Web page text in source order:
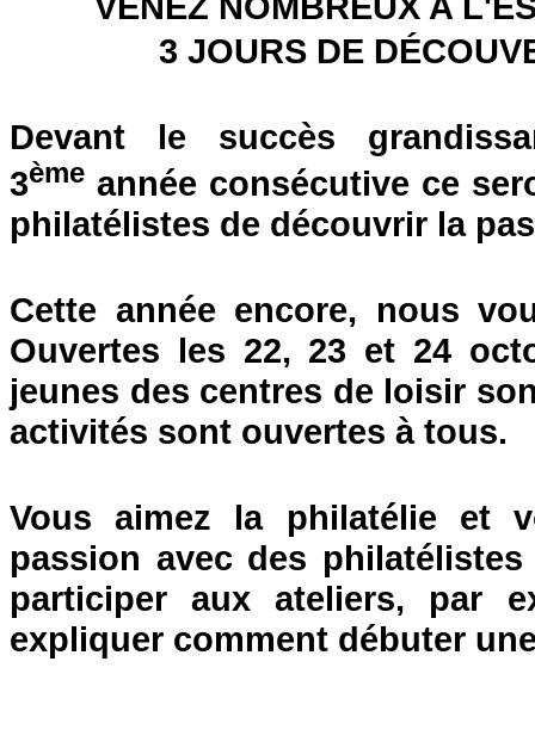
3 JOURS DE
Devant le succès
3ème année consécutive ce
philatélistes de découvrir la
Cette année encore, nous
Ouvertes les 22, 23 et 24
jeunes des centres de loisir
activités sont ouvertes à tous.
Vous aimez la philatélie et
passion avec des
participer aux ateliers, par
expliquer comment débuter